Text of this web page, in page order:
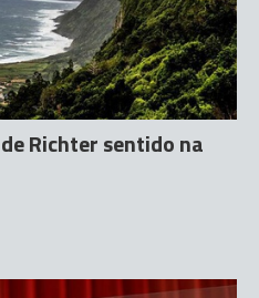
Richter sentido na